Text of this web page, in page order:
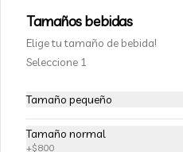
Conócenos
Zona de despacho
Política de privacidad
Redes sociales
Tamaños bebidas
Elige tu tamaño de bebida!
Seleccione 1
Tamaño pequeño
Tamaño normal
+$800